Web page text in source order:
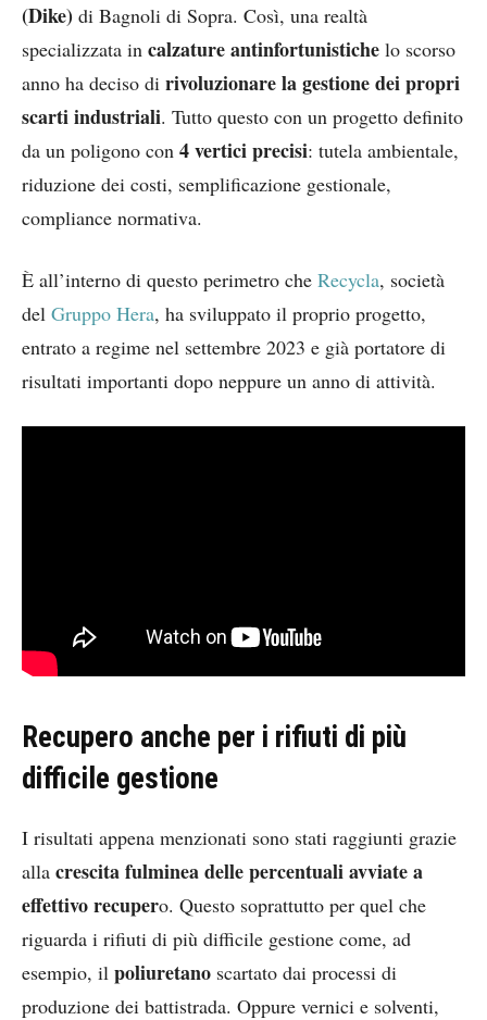
(Dike) di Bagnoli di Sopra. Così, una realtà
specializzata in calzature antinfortunistiche lo scorso
anno ha deciso di rivoluzionare la gestione dei propri
scarti industriali. Tutto questo con un progetto definito
da un poligono con 4 vertici precisi: tutela ambientale,
riduzione dei costi, semplificazione gestionale,
compliance normativa.
È all’interno di questo perimetro che Recycla, società
del Gruppo Hera, ha sviluppato il proprio progetto,
entrato a regime nel settembre 2023 e già portatore di
risultati importanti dopo neppure un anno di attività.
Recupero anche per i rifiuti di più
difficile gestione
I risultati appena menzionati sono stati raggiunti grazie
alla crescita fulminea delle percentuali avviate a
effettivo recupero. Questo soprattutto per quel che
riguarda i rifiuti di più difficile gestione come, ad
esempio, il poliuretano scartato dai processi di
produzione dei battistrada. Oppure vernici e solventi,